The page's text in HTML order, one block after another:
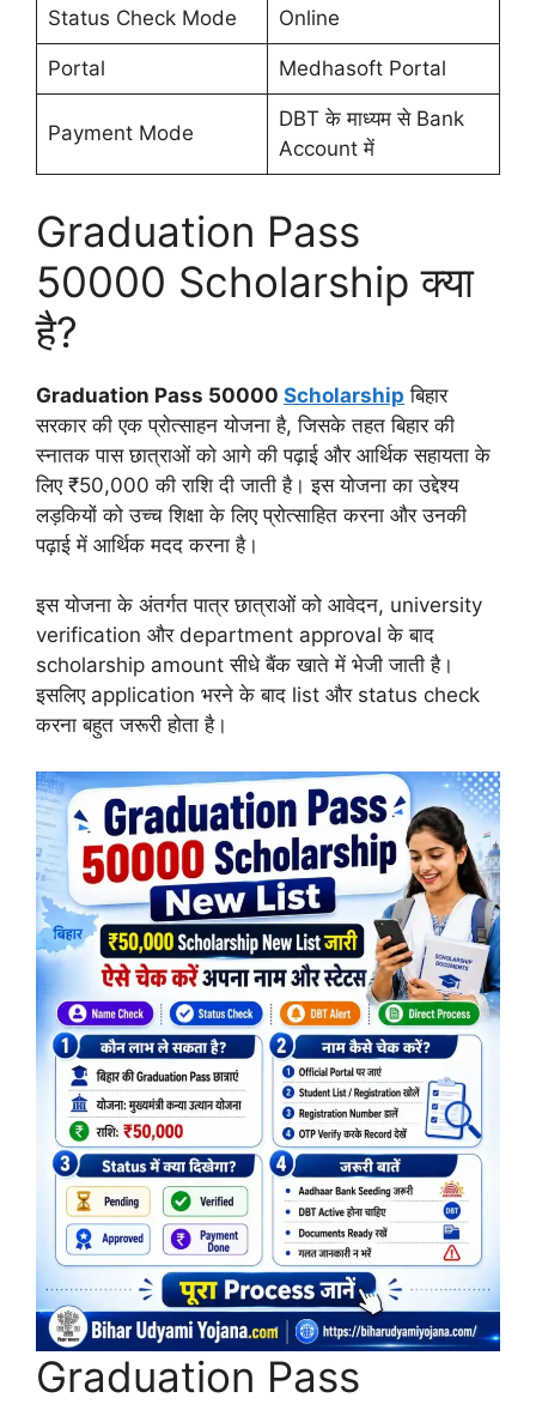
Status Check Mode Online
Portal Medhasoft Portal
Payment Mode
DBT के माध्यम से Bank
Account में
Graduation Pass
50000 Scholarship क्या
है?
Graduation Pass 50000 Scholarship बिहार
सरकार की एक प्रोत्साहन योजना है, जिसके तहत बिहार की
स्नातक पास छात्राओं को आगे की पढ़ाई और आर्थिक सहायता के
लिए ₹50,000 की राशि दी जाती है। इस योजना का उद्देश्य
लड़कियों को उच्च शिक्षा के लिए प्रोत्साहित करना और उनकी
पढ़ाई में आर्थिक मदद करना है।
इस योजना के अंतर्गत पात्र छात्राओं को आवेदन, university
verification और department approval के बाद
scholarship amount सीधे बैंक खाते में भेजी जाती है।
इसलिए application भरने के बाद list और status check
करना बहुत जरूरी होता है।
Graduation Pass